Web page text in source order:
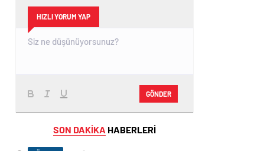
HIZLI YORUM YAP
GÖNDER
SON DAKİKA HABERLERİ